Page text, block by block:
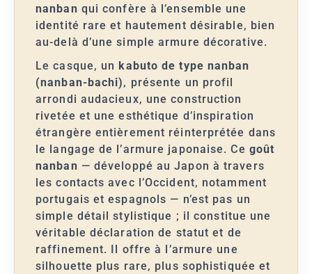
nanban qui confère à l’ensemble une
identité rare et hautement désirable, bien
au-delà d’une simple armure décorative.
Le casque, un kabuto de type nanban
(nanban-bachi), présente un profil
arrondi audacieux, une construction
rivetée et une esthétique d’inspiration
étrangère entièrement réinterprétée dans
le langage de l’armure japonaise. Ce goût
nanban — développé au Japon à travers
les contacts avec l’Occident, notamment
portugais et espagnols — n’est pas un
simple détail stylistique ; il constitue une
véritable déclaration de statut et de
raffinement. Il offre à l’armure une
silhouette plus rare, plus sophistiquée et